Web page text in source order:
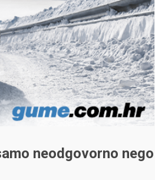
neodgovorno nego